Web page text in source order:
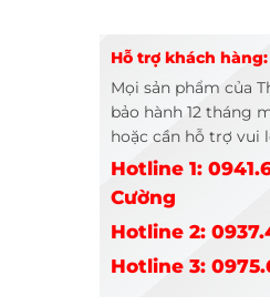
Hỗ trợ khách hàng:
Mọi sản phẩm của
bảo hành 12 tháng
hoặc cần hỗ trợ vui
Hotline 1:
Cường
Hotline 2:
Hotline 3: